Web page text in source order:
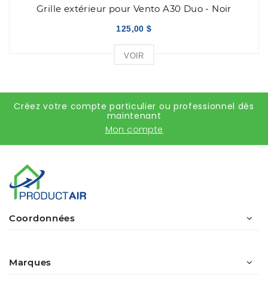
Grille extérieur pour Vento A30 Duo - Noir
125,00 $
VOIR
Créez votre compte particulier ou professionnel dès
maintenant
Mon compte
Coordonnées
Marques